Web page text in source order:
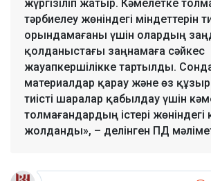
жүргізіліп жатыр. Кәмелетке
тәрбиелеу жөніндегі міндеттерін
орындамағаны үшін олардың
қолданыстағы заңнамаға сәйкес
жауапкершілікке тартылды.
материалдар қарау және өз
тиісті шаралар қабылдау үшін
толмағандардың істері жөніндегі
жолданды», – делінген ПД